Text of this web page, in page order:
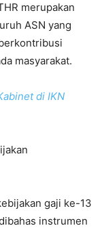
merupakan
ASN yang
masyarakat.
di IKN
gaji ke-13
instrumen